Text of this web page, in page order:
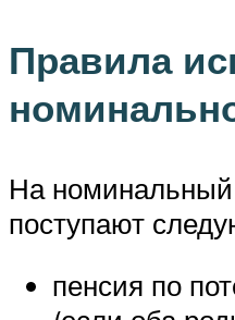
Правила
На номинальный
поступают
пенсия по